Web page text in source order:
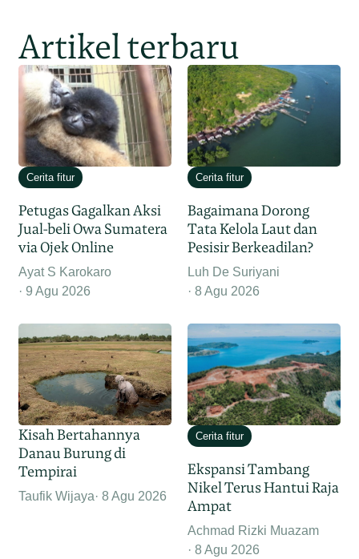
Artikel terbaru
Cerita fitur
Petugas Gagalkan Aksi
Jual-beli Owa Sumatera
via Ojek Online
Ayat S Karokaro
9 Agu 2026
Cerita fitur
Bagaimana Dorong
Tata Kelola Laut dan
Pesisir Berkeadilan?
Luh De Suriyani
8 Agu 2026
Kisah Bertahannya
Danau Burung di
Tempirai
Taufik Wijaya 8 Agu 2026
Cerita fitur
Ekspansi Tambang
Nikel Terus Hantui Raja
Ampat
Achmad Rizki Muazam
8 Agu 2026